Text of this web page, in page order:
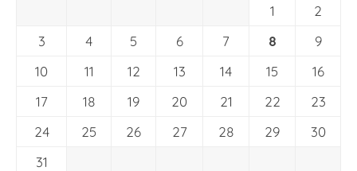
1
2
3
4 5 6 7 8
9
10
11 12 13 14 15
16
17
18 19 20 21 22
23
24
25 26 27 28 29
30
31